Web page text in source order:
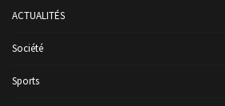
ACTUALITÉS
Société
Sports